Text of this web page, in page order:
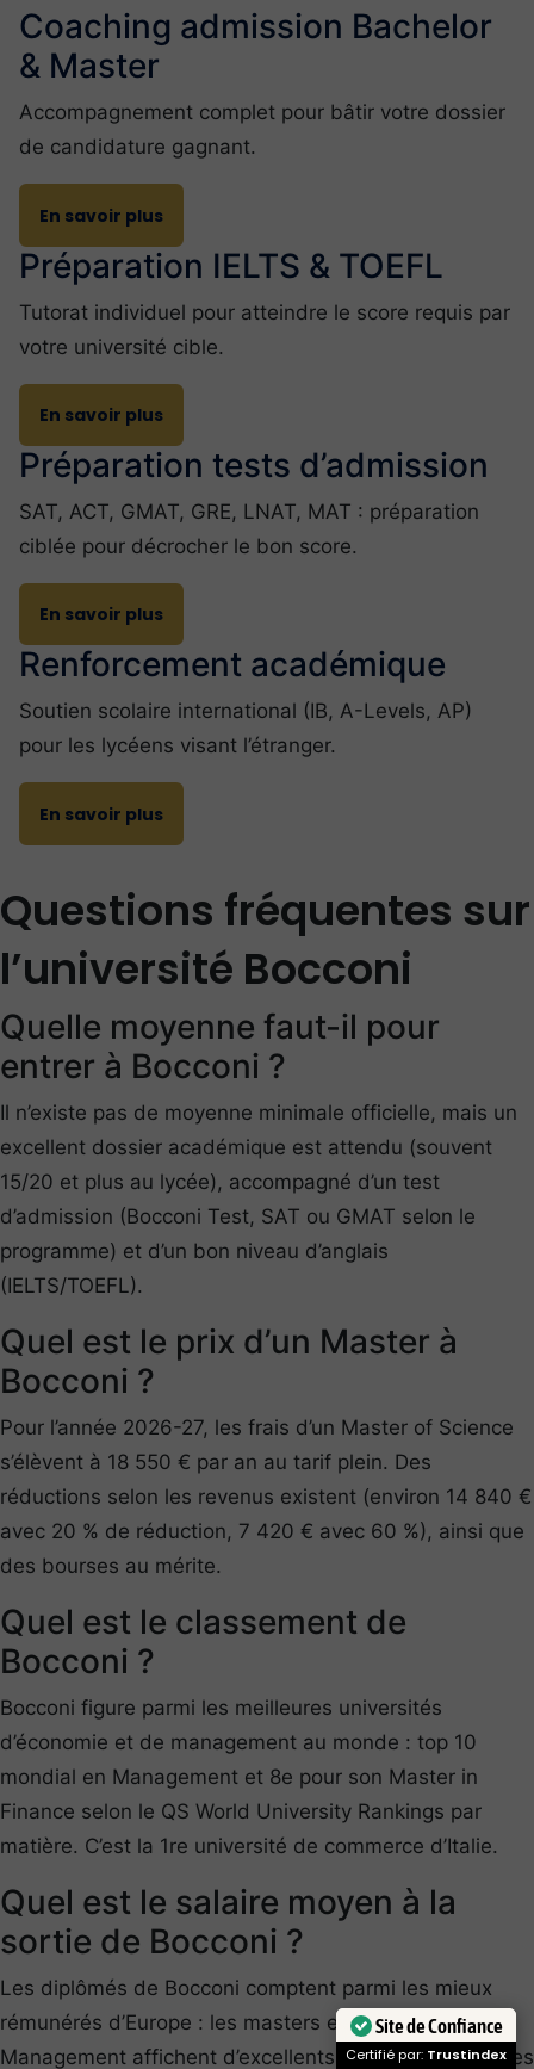
Coaching admission Bachelor
& Master
Accompagnement complet pour bâtir votre dossier
de candidature gagnant.
En savoir plus
Préparation IELTS & TOEFL
Tutorat individuel pour atteindre le score requis par
votre université cible.
En savoir plus
Préparation tests d’admission
SAT, ACT, GMAT, GRE, LNAT, MAT : préparation
ciblée pour décrocher le bon score.
En savoir plus
Renforcement académique
Soutien scolaire international (IB, A-Levels, AP)
pour les lycéens visant l’étranger.
En savoir plus
Questions fréquentes sur
l’université Bocconi
Quelle moyenne faut-il pour
entrer à Bocconi ?
Il n’existe pas de moyenne minimale officielle, mais un
excellent dossier académique est attendu (souvent
15/20 et plus au lycée), accompagné d’un test
d’admission (Bocconi Test, SAT ou GMAT selon le
programme) et d’un bon niveau d’anglais
(IELTS/TOEFL).
Quel est le prix d’un Master à
Bocconi ?
Pour l’année 2026-27, les frais d’un Master of Science
s’élèvent à 18 550 € par an au tarif plein. Des
réductions selon les revenus existent (environ 14 840 €
avec 20 % de réduction, 7 420 € avec 60 %), ainsi que
des bourses au mérite.
Quel est le classement de
Bocconi ?
Bocconi figure parmi les meilleures universités
d’économie et de management au monde : top 10
mondial en Management et 8e pour son Master in
Finance selon le QS World University Rankings par
matière. C’est la 1re université de commerce d’Italie.
Quel est le salaire moyen à la
sortie de Bocconi ?
Les diplômés de Bocconi comptent parmi les mieux
rémunérés d’Europe : les masters en Finance et en
Management affichent d’excellents taux d’emploi et des
Site de Confiance
Certifié par: Trustindex